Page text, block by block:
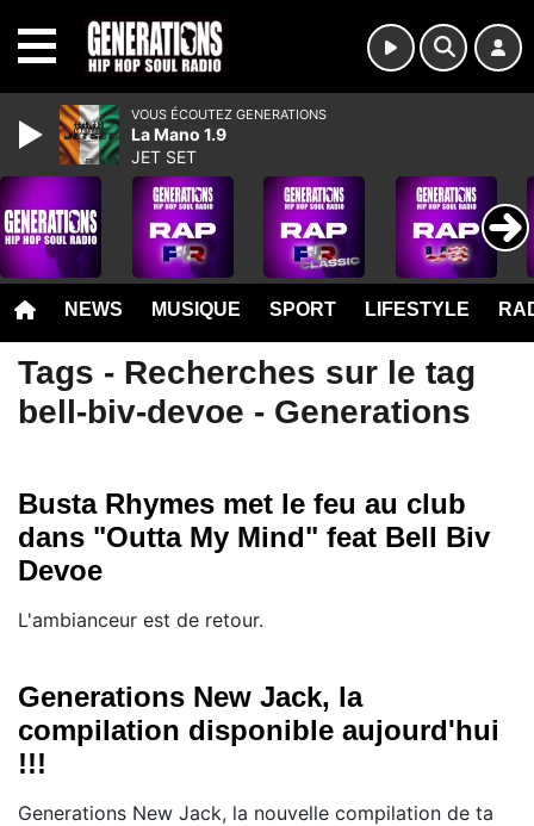
NEWS MUSIQUE SPORT LIFESTYLE
Tags - Recherches sur le tag
bell-biv-devoe - Generations
Busta Rhymes met le feu au club
dans "Outta My Mind" feat Bell Biv
Devoe
L'ambianceur est de retour.
Generations New Jack, la
compilation disponible aujourd'hui
!!!
Generations New Jack, la nouvelle compilation de ta
VOUS ÉCOUTEZ GENERATIONS
La Mano 1.9
JET SET